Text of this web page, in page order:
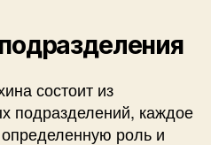
состоит из
подразделений, каждое
роль и